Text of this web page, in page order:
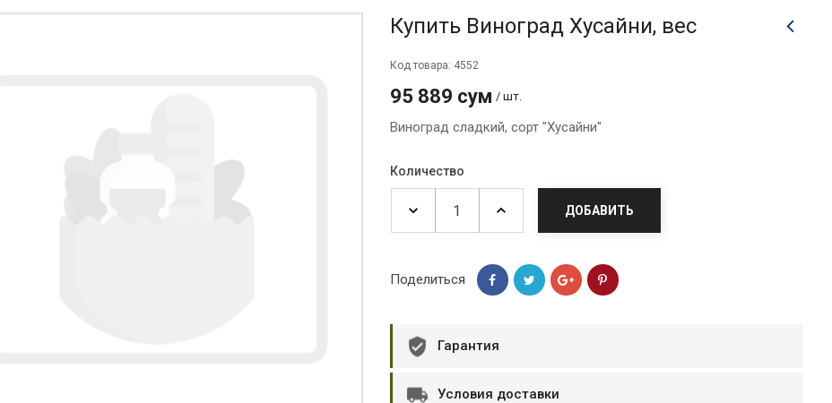
Купить Виноград Хусайни, вес
Код товара: 4552
95 889 сум / шт.
Виноград сладкий, сорт "Хусайни"
Количество
ДОБАВИТЬ
Поделиться
Гарантия
Условия доставки